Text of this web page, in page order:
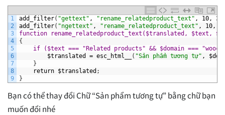
1
2
3
4
5
6
7
8
9
add_filter( "gettext" , "rename_relatedproduct_text" , 10, 3
add_filter( "ngettext" , "rename_relatedproduct_text" , 10,
function rename_relatedproduct_text($translated, $text,
{
if ($text === "Related products" && $domain ===
$translated
= esc_html__ ( "Sản phẩm tương tự" ,
}
return $translated ;
}
Bạn có thể thay đổi Chữ “Sản phẩm tương tự” bằng chữ bạn
muốn đổi nhé